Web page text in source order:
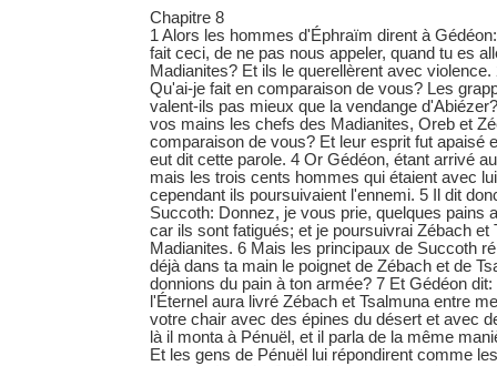
Chapitre 8
1 Alors les hommes d'Éphraïm dirent à
fait ceci, de ne pas nous appeler, quand tu es
Madianites? Et ils le querellèrent avec
Qu'ai-je fait en comparaison de vous? Les
valent-ils pas mieux que la vendange
vos mains les chefs des Madianites, Oreb et
comparaison de vous? Et leur esprit fut apaisé
eut dit cette parole. 4 Or Gédéon, étant arrivé
mais les trois cents hommes qui étaient avec
cependant ils poursuivaient l'ennemi. 5 Il dit
Succoth: Donnez, je vous prie, quelques pains
car ils sont fatigués; et je poursuivrai Zébach et
Madianites. 6 Mais les principaux de Succoth
déjà dans ta main le poignet de Zébach et de
donnions du pain à ton armée? 7 Et Gédéon
l'Éternel aura livré Zébach et Tsalmuna entre
votre chair avec des épines du désert et avec
là il monta à Pénuël, et il parla de la même
Et les gens de Pénuël lui répondirent comme